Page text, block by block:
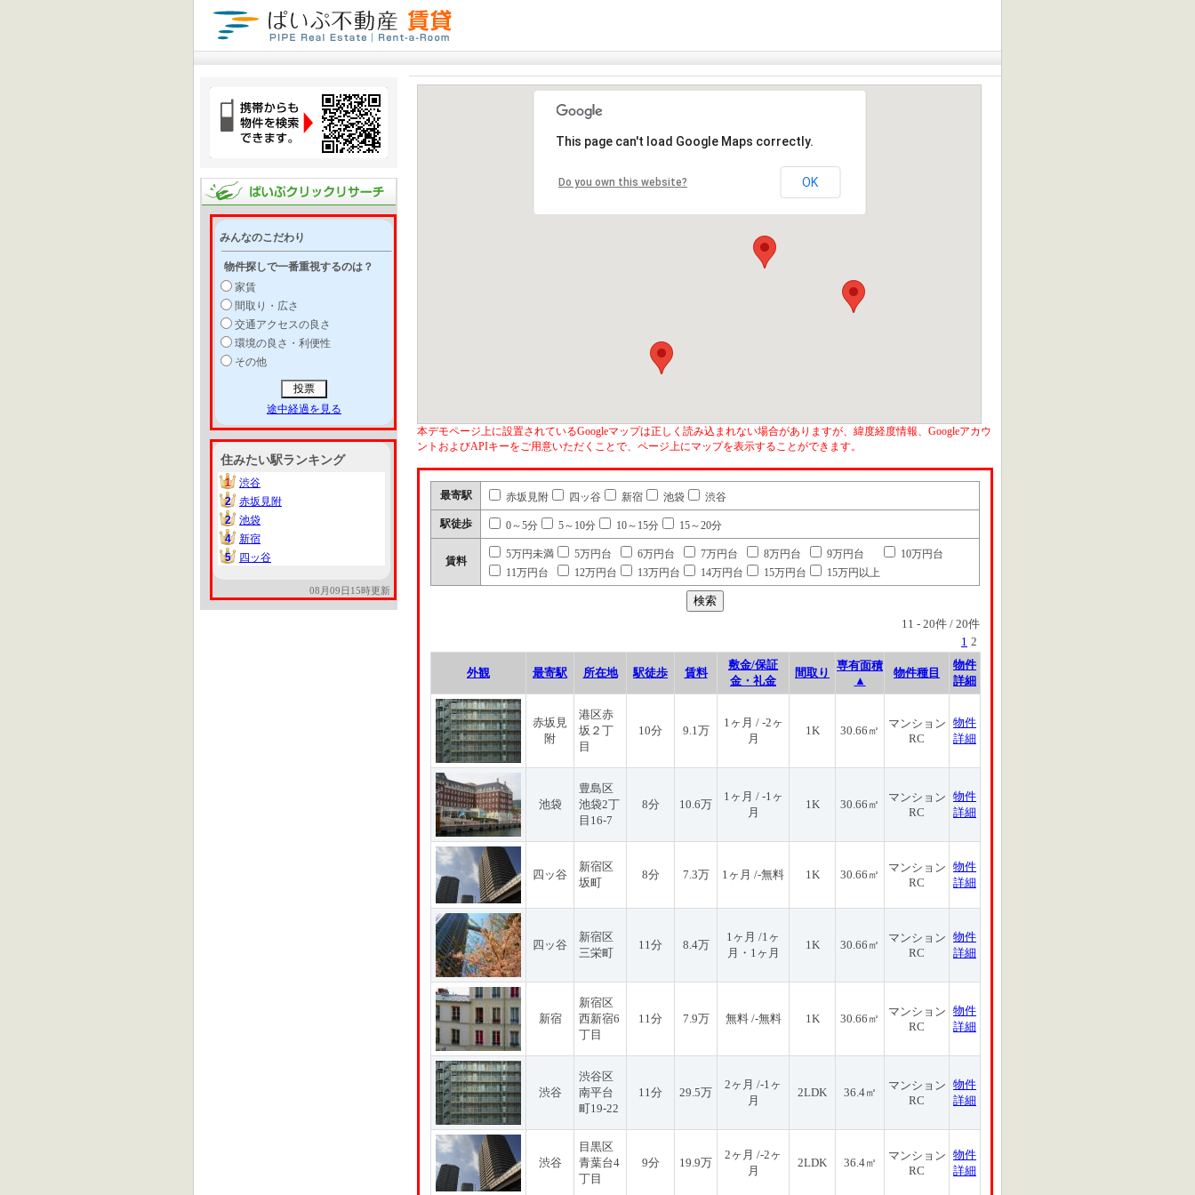
みんなのこだわり
物件探しで一番重視するのは？
家賃
間取り・広さ
交通アクセスの良さ
環境の良さ・利便性
その他
途中経過を見る
住みたい駅ランキング
1
1
渋谷
2
2
赤坂見附
2
2
池袋
4
4
新宿
5
5 四ッ谷
08月09日15時更新
This page can't load Google Maps correctly.
Do you own this website? OK
本デモページ上に設置されているGoogleマップは正しく読み込まれない場合がありますが、緯度経度情報、Googleアカウ
ントおよびAPIキーをご用意いただくことで、ページ上にマップを表示することができます。
最寄駅 赤坂見附 四ッ谷 新宿 池袋 渋谷
駅徒歩 0～5分 5～10分 10～15分 15～20分
賃料
5万円未満 5万円台 6万円台 7万円台 8万円台 9万円台
10万円台
11万円台
12万円台 13万円台 14万円台 15万円台 15万円以上
11 - 20件 / 20件
1 2
外観 最寄駅 所在地 駅徒歩 賃料
敷金/保証
金・礼金
間取り
専有面積
▲
物件種目
物件
詳細
赤坂見
附
港区赤
坂２丁
目
10分 9.1万
1ヶ月 / -2ヶ
月
1K 30.66㎡
マンション
RC
物件
詳細
池袋
豊島区
池袋2丁
目16-7
8分 10.6万
1ヶ月 / -1ヶ
月
1K 30.66㎡
マンション
RC
物件
詳細
四ッ谷
新宿区
坂町
8分 7.3万 1ヶ月 /-無料 1K 30.66㎡
マンション
RC
物件
詳細
四ッ谷
新宿区
三栄町
11分 8.4万
1ヶ月 /1ヶ
月・1ヶ月
1K 30.66㎡
マンション
RC
物件
詳細
新宿
新宿区
西新宿6
丁目
11分 7.9万 無料 /-無料 1K 30.66㎡
マンション
RC
物件
詳細
渋谷
渋谷区
南平台
町19-22
11分 29.5万
2ヶ月 /-1ヶ
月
2LDK 36.4㎡
マンション
RC
物件
詳細
渋谷
目黒区
青葉台4
丁目
9分 19.9万
2ヶ月 /-2ヶ
月
2LDK 36.4㎡
マンション
RC
物件
詳細